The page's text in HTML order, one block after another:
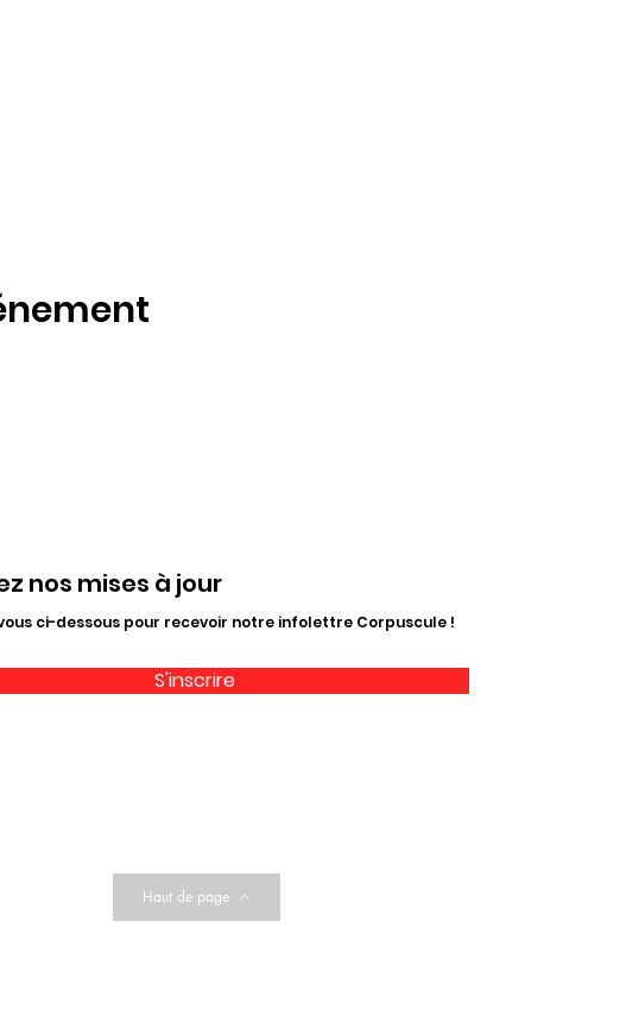
nos mises à jour
ci-dessous pour recevoir notre infolettre Corpuscule !
S'inscrire
Haut de page